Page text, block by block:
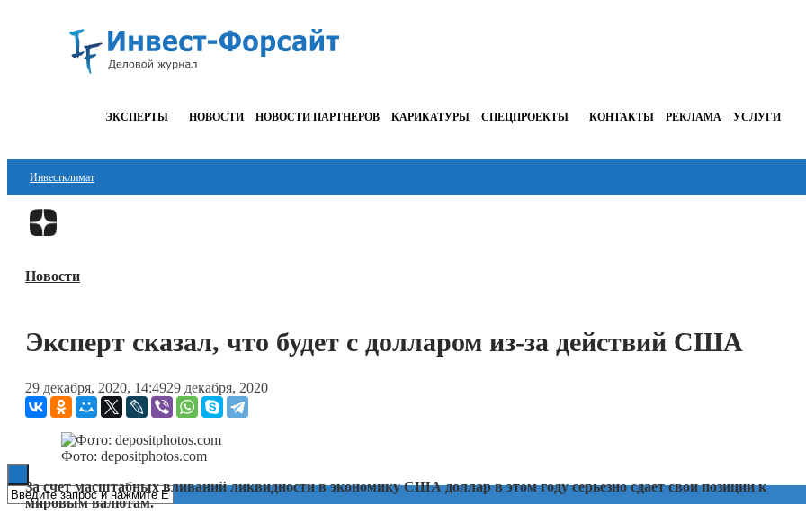
ЭКСПЕРТЫ НОВОСТИ НОВОСТИ ПАРТНЕРОВ КАРИКАТУРЫ СПЕЦПРОЕКТЫ КОНТАКТЫ РЕКЛАМА УСЛУГИ
Инвестклимат
Финансы
Блокчейн
ESG
Новости
Эксперт сказал, что будет с долларом из-за действий США
29 декабря, 2020, 14:4929 декабря, 2020
Фото: depositphotos.com
За счет масштабных вливаний ликвидности в экономику США доллар в этом году серьезно сдает свои позиции к
мировым валютам.